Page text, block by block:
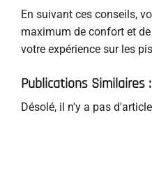
En suivant ces conseils,
maximum de confort et
votre expérience sur les
Publications Similaires :
Désolé, il n'y a pas